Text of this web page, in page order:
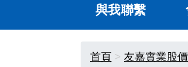
與我聯繫
首頁 友嘉實業股